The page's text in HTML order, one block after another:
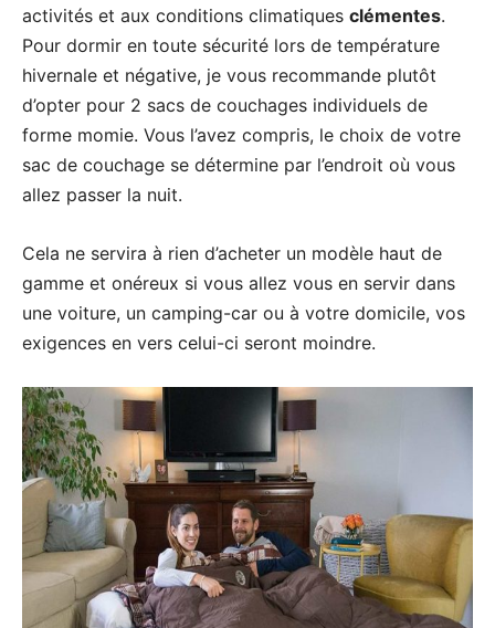
activités et aux conditions climatiques clémentes.
Pour dormir en toute sécurité lors de température
hivernale et négative, je vous recommande plutôt
d’opter pour 2 sacs de couchages individuels de
forme momie. Vous l’avez compris, le choix de votre
sac de couchage se détermine par l’endroit où vous
allez passer la nuit.
Cela ne servira à rien d’acheter un modèle haut de
gamme et onéreux si vous allez vous en servir dans
une voiture, un camping-car ou à votre domicile, vos
exigences en vers celui-ci seront moindre.